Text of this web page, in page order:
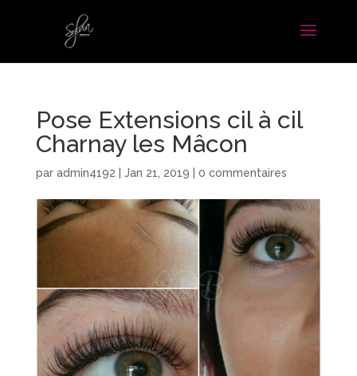
Pose Extensions cil à cil
Charnay les Mâcon
par admin4192 Jan 21, 2019 0 commentaires